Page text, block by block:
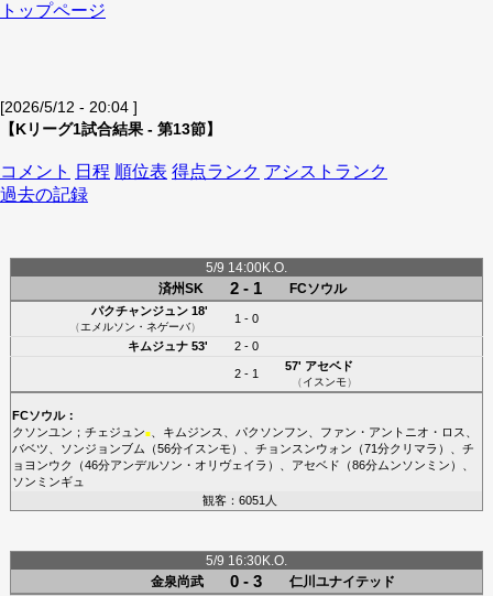
トップページ
[2026/5/12 - 20:04 ]
【Kリーグ1試合結果 - 第13節】
コメント 日程 順位表 得点ランク アシストランク
過去の記録
5/9 14:00K.O.
済州SK
2 - 1 FCソウル
パクチャンジュン18'
（エメルソン・ネゲーバ）
1 - 0
キムジュナ53' 2 - 0
2 - 1
57' アセベド
（イスンモ）
FCソウル：
クソンユン ； チェジュン■、 キムジンス パクソンフン ファン・アントニオ・ロス
バベツ
ソンジョンブム （56分イスンモ）、 チョンスンウォン （71分クリマラ ）、 チ
ョヨンウク
（46分アンデルソン・オリヴェイラ ）、 アセベド （86分ムンソンミン ）、
ソンミンギュ
観客：6051人
5/9 16:30K.O.
金泉尚武
0 - 3 仁川ユナイテッド